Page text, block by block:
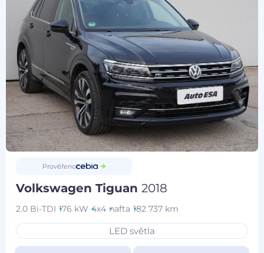
Prověřeno
Volkswagen Tiguan2018
2.0 Bi-TDI 176 kW 4x4 nafta 182 737 km
LED světla